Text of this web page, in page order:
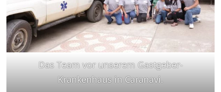
Das Team vor unserem Gastgeber-
Krankenhaus in Caranavi.